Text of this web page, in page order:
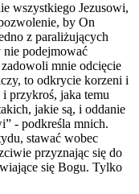
wszystkiego Jezusowi,
by On
z paraliżujących
nie podejmować
mnie odcięcie
to odkrycie korzeni i
przykroś, jaka temu
jakie są, i oddanie
- podkreśla mnich.
stawać wobec
przyznając się do
się Bogu. Tylko